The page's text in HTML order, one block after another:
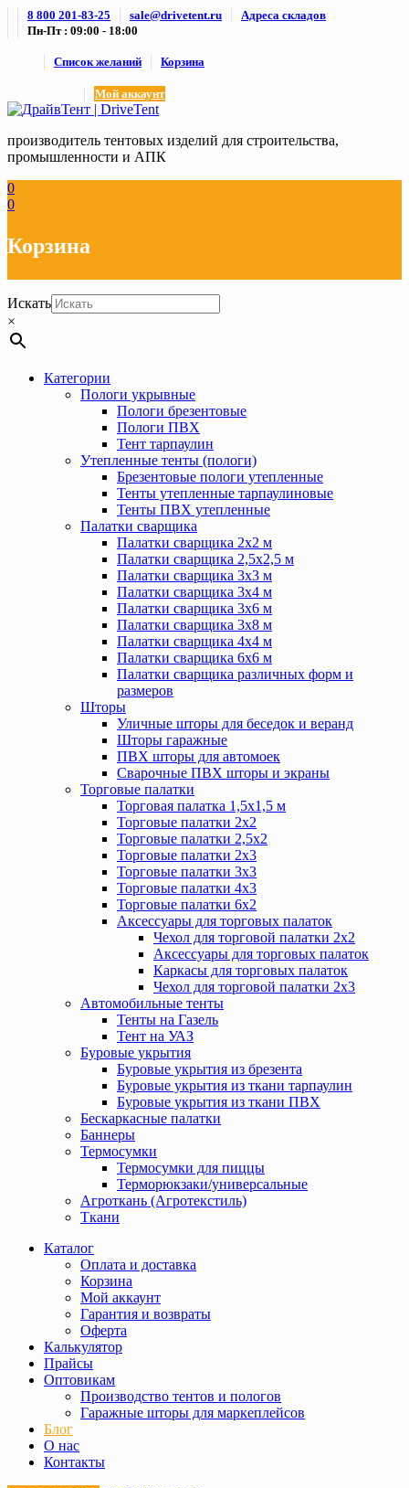
Skip8 800 201-83-25 sale@drivetent.ru
Адреса складов
Пн-Пт : 09:00 - 18:00
Список желаний Корзина
Мой аккаунт
производитель тентовых изделий для строительства,
промышленности и АПК
0
0
Корзина
Искать
×
Категории
Пологи укрывные
Пологи брезентовые
Пологи ПВХ
Тент тарпаулин
Утепленные тенты (пологи)
Брезентовые пологи утепленные
Тенты утепленные тарпаулиновые
Тенты ПВХ утепленные
Палатки сварщика
Палатки сварщика 2х2 м
Палатки сварщика 2,5х2,5 м
Палатки сварщика 3х3 м
Палатки сварщика 3х4 м
Палатки сварщика 3х6 м
Палатки сварщика 3х8 м
Палатки сварщика 4х4 м
Палатки сварщика 6х6 м
Палатки сварщика различных форм и
размеров
Шторы
Уличные шторы для беседок и веранд
Шторы гаражные
ПВХ шторы для автомоек
Сварочные ПВХ шторы и экраны
Торговые палатки
Торговая палатка 1,5х1,5 м
Торговые палатки 2х2
Торговые палатки 2,5х2
Торговые палатки 2х3
Торговые палатки 3х3
Торговые палатки 4х3
Торговые палатки 6х2
Аксессуары для торговых палаток
Чехол для торговой палатки 2х2
Аксессуары для торговых палаток
Каркасы для торговых палаток
Чехол для торговой палатки 2х3
Автомобильные тенты
Тенты на Газель
Тент на УАЗ
Буровые укрытия
Буровые укрытия из брезента
Буровые укрытия из ткани тарпаулин
Буровые укрытия из ткани ПВХ
Бескаркасные палатки
Баннеры
Термосумки
Термосумки для пиццы
Терморюкзаки/универсальные
Агроткань (Агротекстиль)
Ткани
Каталог
Оплата и доставка
Корзина
Мой аккаунт
Гарантия и возвраты
Оферта
Калькулятор
Прайсы
Оптовикам
Производство тентов и пологов
Гаражные шторы для маркеплейсов
Блог
О нас
Контакты